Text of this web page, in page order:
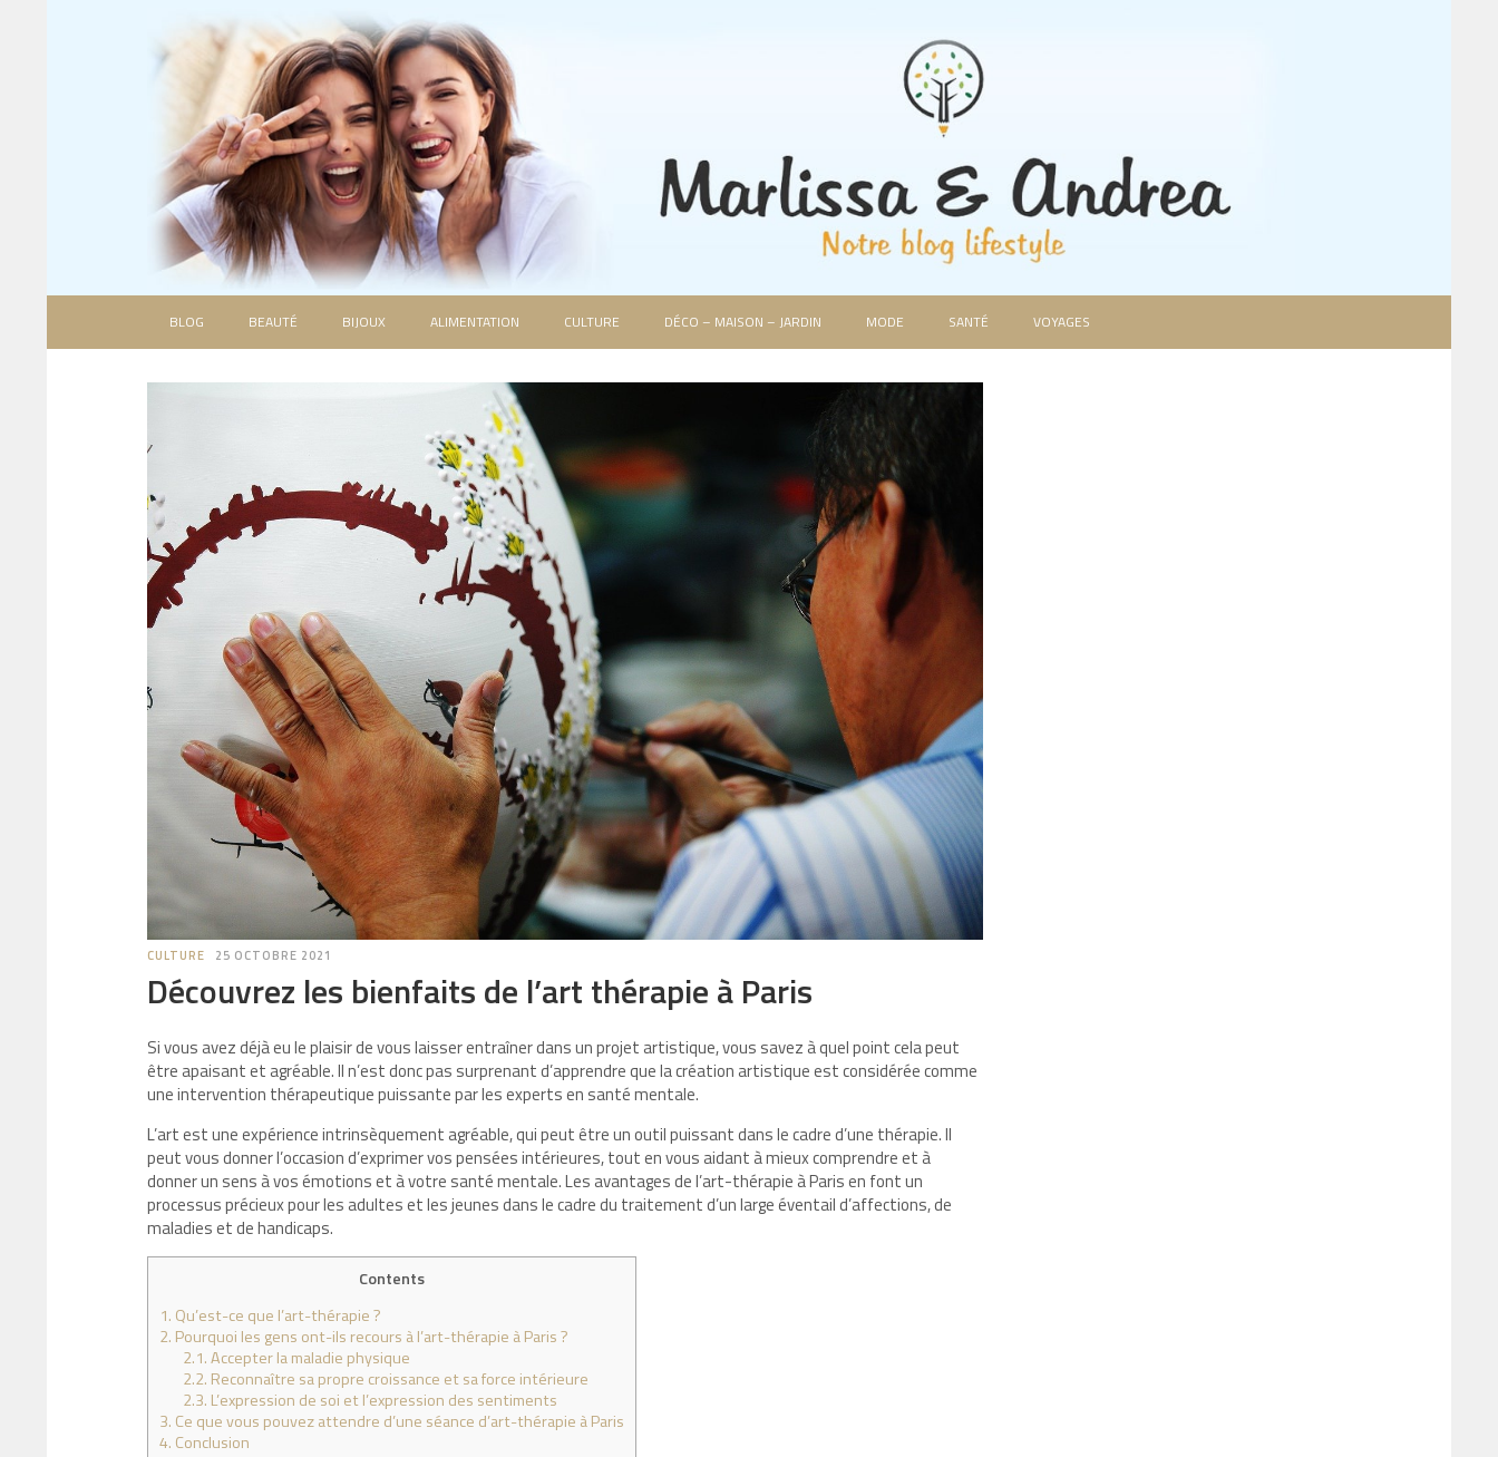
BLOG BEAUTÉ BIJOUX ALIMENTATION CULTURE DÉCO – MAISON – JARDIN MODE SANTÉ VOYAGES
CULTURE 25 OCTOBRE 2021
Découvrez les bienfaits de l’art thérapie à Paris
Si vous avez déjà eu le plaisir de vous laisser entraîner dans un projet artistique, vous savez à quel point cela peut
être apaisant et agréable. Il n’est donc pas surprenant d’apprendre que la création artistique est considérée comme
une intervention thérapeutique puissante par les experts en santé mentale.
L’art est une expérience intrinsèquement agréable, qui peut être un outil puissant dans le cadre d’une thérapie. Il
peut vous donner l’occasion d’exprimer vos pensées intérieures, tout en vous aidant à mieux comprendre et à
donner un sens à vos émotions et à votre santé mentale. Les avantages de l’art-thérapie à Paris en font un
processus précieux pour les adultes et les jeunes dans le cadre du traitement d’un large éventail d’affections, de
maladies et de handicaps.
Contents
1. Qu’est-ce que l’art-thérapie ?
2. Pourquoi les gens ont-ils recours à l’art-thérapie à Paris ?
2.1.Accepter la maladie physique
2.2. Reconnaître sa propre croissance et sa force intérieure
2.3. L’expression de soi et l’expression des sentiments
3. Ce que vous pouvez attendre d’une séance d’art-thérapie à Paris
4. Conclusion